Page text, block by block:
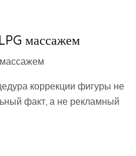
массажем
коррекции фигуры не
факт, а не рекламный